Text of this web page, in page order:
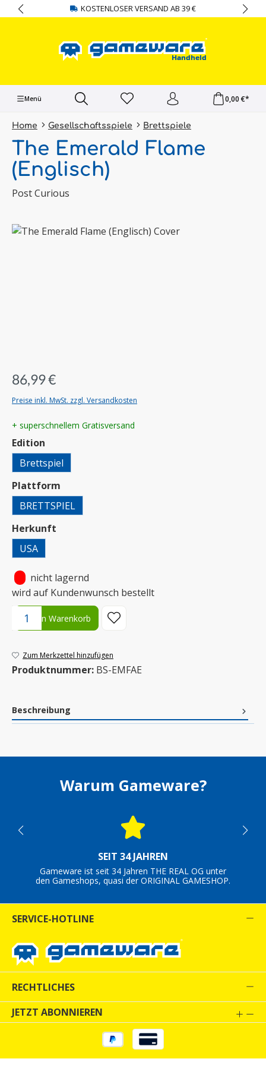
springen KOSTENLOSER VERSAND AB 39 €
Menü 0,00 €*
Home Gesellschaftsspiele Brettspiele
The Emerald Flame
(Englisch)
Post Curious
Bildergalerie überspringen
86,99 €
Preise inkl. MwSt. zzgl. Versandkosten
+ superschnellem Gratisversand
Edition
Brettspiel
Plattform
BRETTSPIEL
Herkunft
USA
nicht lagernd
wird auf Kundenwunsch bestellt
Produkt Anzahl: Gib den gewünschten Wert ein oder benutze
In den Warenkorb
Zum Merkzettel hinzufügen
Produktnummer: BS-EMFAE
Beschreibung
Warum Gameware?
SEIT 34 JAHREN
Gameware ist seit 34 Jahren THE REAL OG unter
den Gameshops, quasi der ORIGINAL GAMESHOP.
SERVICE-HOTLINE
RECHTLICHES
JETZT ABONNIEREN